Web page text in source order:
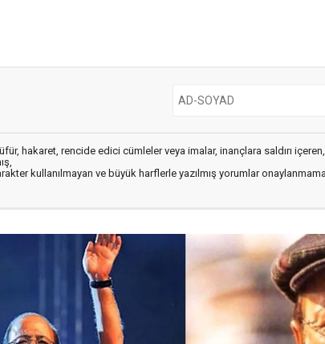
hakaret, rencide edici cümleler veya imalar, inançlara saldırı
kullanılmayan ve büyük harflerle yazılmış yorumlar